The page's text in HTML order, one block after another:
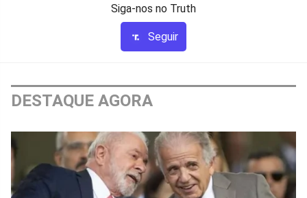
Siga-nos no Truth
Seguir
DESTAQUE AGORA